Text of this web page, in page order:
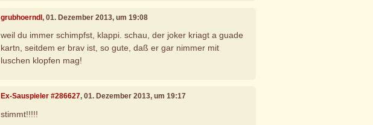
grubhoerndl, 01. Dezember 2013, um 19:08
weil du immer schimpfst, klappi. schau, der joker kriagt a guade
kartn, seitdem er brav ist, so gute, daß er gar nimmer mit
luschen klopfen mag!
Ex-Sauspieler #286627, 01. Dezember 2013, um 19:17
stimmt!!!!!